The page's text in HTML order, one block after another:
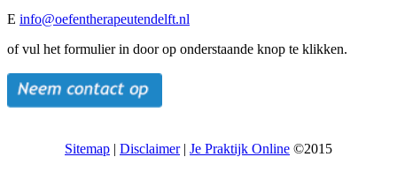
E info@oefentherapeutendelft.nl
of vul het formulier in door op onderstaande knop te klikken.
Sitemap | Disclaimer| Je Praktijk Online ©2015